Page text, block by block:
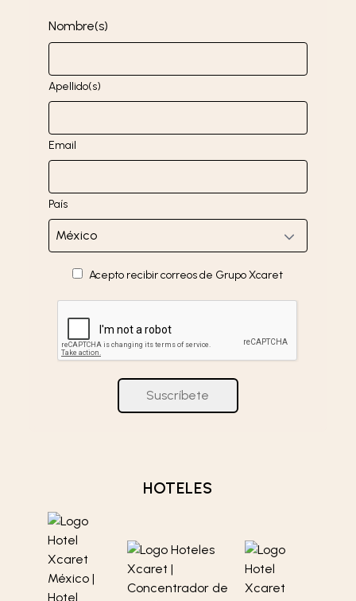
Nombre(s)
Apellido(s)
Email
País
Acepto recibir correos de Grupo Xcaret
Suscríbete
HOTELES